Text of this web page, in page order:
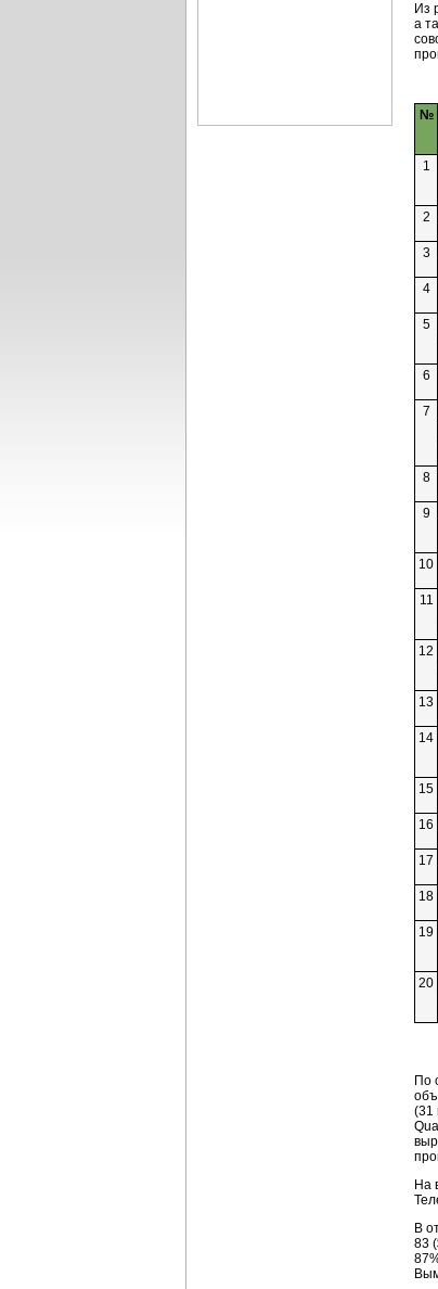
Из
а
№
1
2
3
4
5
6
7
8
9
10
11
12
13
14
15
16
17
18
19
20
По
(31
На
В
83